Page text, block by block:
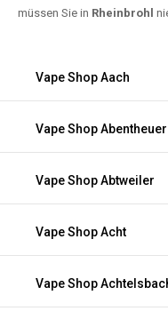
müssen Sie in Rheinbrohl
Vape Shop Aach
Vape Shop Abentheuer
Vape Shop Abtweiler
Vape Shop Acht
Vape Shop